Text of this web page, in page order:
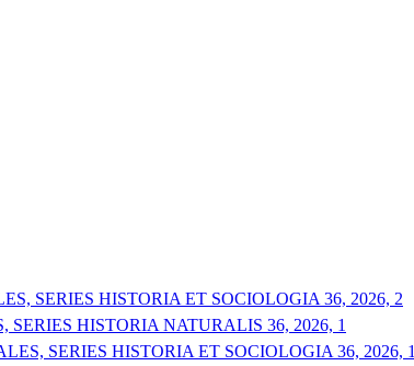
SERIES HISTORIA ET SOCIOLOGIA 36, 2026, 2
SERIES HISTORIA NATURALIS 36, 2026, 1
SERIES HISTORIA ET SOCIOLOGIA 36, 2026, 1